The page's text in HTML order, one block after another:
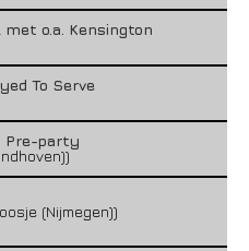
o.a. Kensington
To Serve
Pre-party
(Nijmegen))